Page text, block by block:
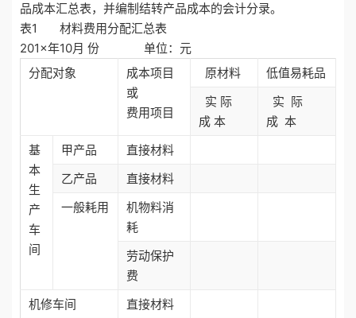
品成本汇总表，并编制结转产品成本的会计分录。
表1 材料费用分配汇总表
201×年10月 份 单位：元
分配对象
成本项目
或
费用项目
原材料
低值易耗品
实 际
成 本
实 际
成 本
基
本
生
产
车
间
甲产品
直接材料
乙产品
直接材料
一般耗用
机物料消
耗
劳动保护
费
机修车间
直接材料